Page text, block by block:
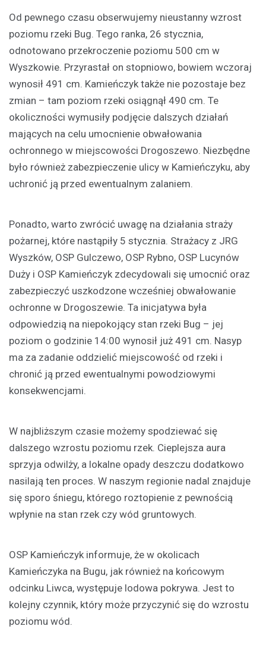
Od pewnego czasu obserwujemy nieustanny wzrost
poziomu rzeki Bug. Tego ranka, 26 stycznia,
odnotowano przekroczenie poziomu 500 cm w
Wyszkowie. Przyrastał on stopniowo, bowiem wczoraj
wynosił 491 cm. Kamieńczyk także nie pozostaje bez
zmian – tam poziom rzeki osiągnął 490 cm. Te
okoliczności wymusiły podjęcie dalszych działań
mających na celu umocnienie obwałowania
ochronnego w miejscowości Drogoszewo. Niezbędne
było również zabezpieczenie ulicy w Kamieńczyku, aby
uchronić ją przed ewentualnym zalaniem.
Ponadto, warto zwrócić uwagę na działania straży
pożarnej, które nastąpiły 5 stycznia. Strażacy z JRG
Wyszków, OSP Gulczewo, OSP Rybno, OSP Lucynów
Duży i OSP Kamieńczyk zdecydowali się umocnić oraz
zabezpieczyć uszkodzone wcześniej obwałowanie
ochronne w Drogoszewie. Ta inicjatywa była
odpowiedzią na niepokojący stan rzeki Bug – jej
poziom o godzinie 14:00 wynosił już 491 cm. Nasyp
ma za zadanie oddzielić miejscowość od rzeki i
chronić ją przed ewentualnymi powodziowymi
konsekwencjami.
W najbliższym czasie możemy spodziewać się
dalszego wzrostu poziomu rzek. Cieplejsza aura
sprzyja odwilży, a lokalne opady deszczu dodatkowo
nasilają ten proces. W naszym regionie nadal znajduje
się sporo śniegu, którego roztopienie z pewnością
wpłynie na stan rzek czy wód gruntowych.
OSP Kamieńczyk informuje, że w okolicach
Kamieńczyka na Bugu, jak również na końcowym
odcinku Liwca, występuje lodowa pokrywa. Jest to
kolejny czynnik, który może przyczynić się do wzrostu
poziomu wód.